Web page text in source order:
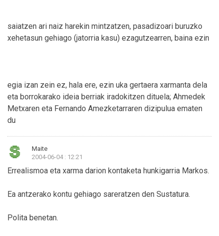
saiatzen ari naiz harekin mintzatzen, pasadizoari buruzko
xehetasun gehiago (jatorria kasu) ezagutzearren, baina ezin
egia izan zein ez, hala ere, ezin uka gertaera xarmanta dela
eta borrokarako ideia berriak iradokitzen dituela; Ahmedek
Metxaren eta Fernando Amezketarraren dizipulua ematen
du
Maite
2004-06-04 : 12:21
Errealismoa eta xarma darion kontaketa hunkigarria Markos.
Ea antzerako kontu gehiago sareratzen den Sustatura.
Polita benetan.